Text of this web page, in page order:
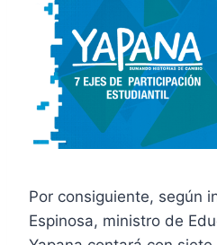
Por consiguiente, según
Espinosa, ministro de